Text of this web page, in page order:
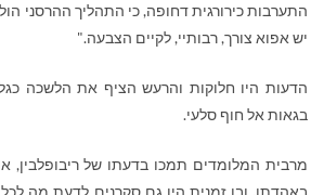
התערבות כירורגית דחופה, כי התהליך ההרסני
יש אפוא צורך, רבותיי, לקיים הצבעה."
הדעות היו חלוקות והרעש הציף את הלשכה
בגאות אל חוף סלעי.
מרבית המלומדים תמכו בדעתו של ריבופלבין,
באהדתו, ובו זמנית היו גם סקרנים לדעת מה